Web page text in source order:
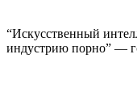
“Искусственный
индустрию порно” —